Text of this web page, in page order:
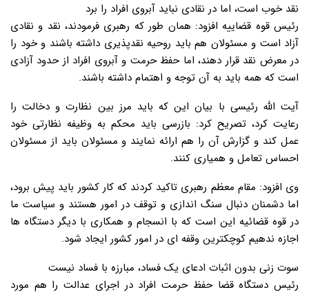
نقد خوب است، اما در نقادی نباید آبروی افراد را برد
رئیس قوه قضاییه افزود: همان طور که رهبری فرمودند، نقد و نقادی
آزاد است و مسئولان هم باید روحیه نقدپذیری داشته باشند و خود را
در معرض نقد قرار دهند، اما حفظ حرمت و آبروی افراد از حدود آزادی
است که همه باید به آن توجه و اهتمام داشته باشند.
آیت الله رئیسی با بیان این که باید مرز بین نظارت و دخالت را
رعایت کرد، تصریح کرد: بازرسی باید محکم به وظیفه نظارتی خود
عمل کند و گزارش آن را هم ارائه نمایند و مسئولان باید از مسئولان
احساس تعامل و همیاری کنند.
وی افزود: مقام معظم رهبری تاکید کردند که کار کشور باید پیش برود،
اما دشمنان دنبال سنگ اندازی و توقف در امور هستند و سیاست ما
در قوه قضائیه این است که با انسجام و همکاری با دیگر دستگاه ها
اجازه ندهیم کوچکترین وقفه ای در امور کشور ایجاد شود.
سوت زنی بدون اثبات ادعای یک فساد، مبارزه با فساد نیست
رئیس دستگاه قضا حفظ حرمت افراد در اجرای عدالت را هم مورد